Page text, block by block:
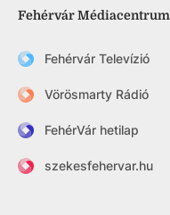
Fehérvár Médiacentrum
Fehérvár Televízió
Vörösmarty Rádió
FehérVár hetilap
szekesfehervar.hu